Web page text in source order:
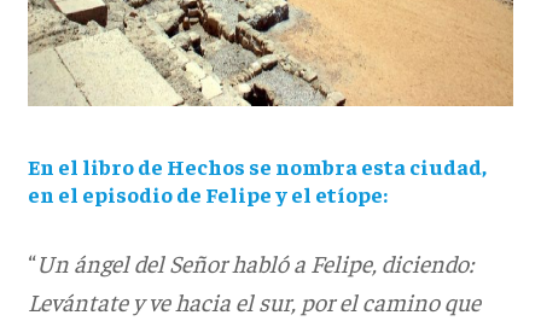
En el libro de Hechos se nombra esta ciudad,
en el episodio de Felipe y el etíope:
“Un ángel del Señor habló a Felipe, diciendo:
Levántate y ve hacia el sur, por el camino que